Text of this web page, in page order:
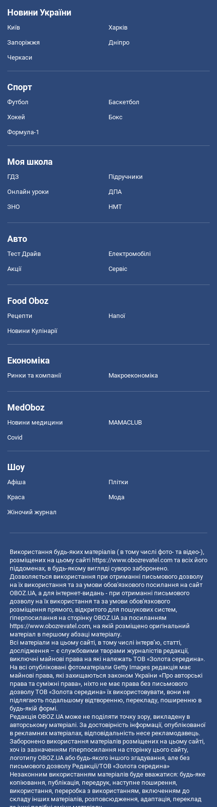
Новини України
Київ Харків
Запоріжжя Дніпро
Черкаси
Спорт
Футбол Баскетбол
Хокей Бокс
Формула-1
Моя школа
ГДЗ Підручники
Онлайн уроки ДПА
ЗНО НМТ
Авто
Тест Драйв Електромобілі
Акції Сервіс
Food Oboz
Рецепти Напої
Новини Кулінарії
Економіка
Ринки та компанії Макроекономіка
MedOboz
Новини медицини MAMACLUB
Covid
Шоу
Афіша Плітки
Краса Мода
Жіночий журнал
Використання будь-яких матеріалів ( в тому числі фото- та відео-),
розміщених на цьому сайті https://www.obozrevatel.com та всіх його
піддоменах, в будь-якому вигляді суворо заборонено.
Дозволяється використання при отриманні письмового дозволу
на їх використання та за умови обов'язкового посилання на сайт
OBOZ.UA, а для інтернет-видань - при отриманні письмового
дозволу на їх використання та за умови обов'язкового
розміщення прямого, відкритого для пошукових систем,
гіперпосилання на сторінку OBOZ.UA за посиланням
https://www.obozrevatel.com, на якій розміщено оригінальний
матеріал в першому абзаці матеріалу.
Всі матеріали на цьому сайті, в тому числі інтерв’ю, статті,
дослідження – є службовими творами журналістів редакції,
виключні майнові права на які належать ТОВ «Золота середина».
На всі опубліковані фотоматеріали Getty Images редакція має
майнові права, які захищаються законом України «Про авторські
права та суміжні права», ніхто не має права без письмового
дозволу ТОВ «Золота середина» їх використовувати, вони не
підлягають подальшому відтворенню, перекладу, поширенню в
будь-якій формі.
Редакція OBOZ.UA може не поділяти точку зору, викладену в
авторському матеріалі. За достовірність інформації, опублікованої
в рекламних матеріалах, відповідальність несе рекламодавець.
Заборонено використання матеріалів розміщених на цьому сайті,
хоч із зазначенням гіперпосилання на сторінку цього сайту,
логотипу OBOZ.UA або будь-якого іншого згадування, але без
письмового дозволу Редакції/ТОВ «Золота середина»
Незаконним використанням матеріалів буде вважатися: будь-яке
копiювання, публiкацiя, передрук, наступне поширення,
використання, переробка з використанням, включенням до
складу інших матеріалів, розповсюдження, адаптація, переклад